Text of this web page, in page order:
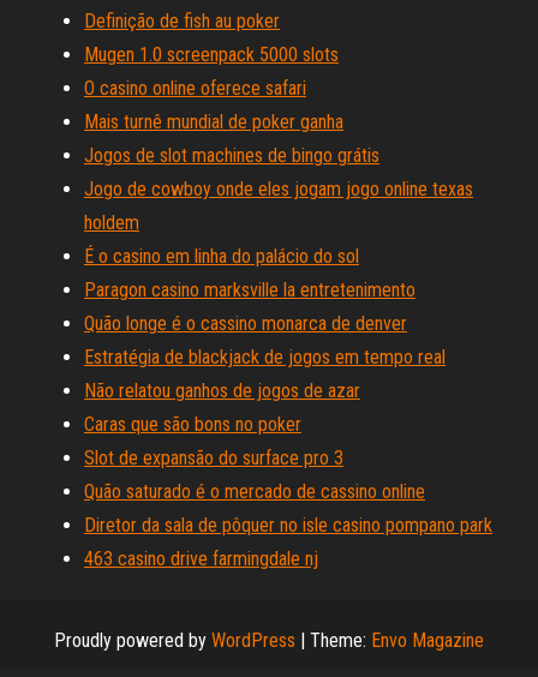
Definição de fish au poker
Mugen 1.0 screenpack 5000 slots
O casino online oferece safari
Mais turnê mundial de poker ganha
Jogos de slot machines de bingo grátis
Jogo de cowboy onde eles jogam jogo online texas
holdem
É o casino em linha do palácio do sol
Paragon casino marksville la entretenimento
Quão longe é o cassino monarca de denver
Estratégia de blackjack de jogos em tempo real
Não relatou ganhos de jogos de azar
Caras que são bons no poker
Slot de expansão do surface pro 3
Quão saturado é o mercado de cassino online
Diretor da sala de pôquer no isle casino pompano park
463 casino drive farmingdale nj
Proudly powered by WordPress | Theme: Envo Magazine